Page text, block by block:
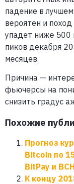
падение в
вероятен и
упадет ниже 500
пиков декабря
месяцев.
Причина —
фьючерсы на
снизить градус
Похожие
Прогноз
Bitcoin по
BitPay и BCH
К концу